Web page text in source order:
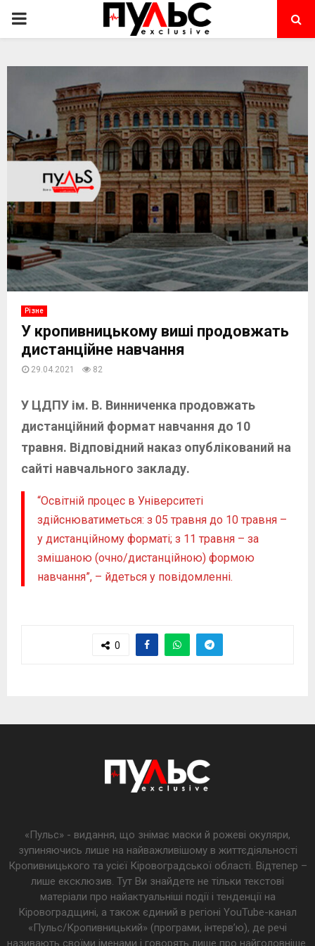
PRIMARY
Різне
У кропивницькому виші продовжать
дистанційне навчання
29.04.2021 82
У ЦДПУ ім. В. Винниченка продовжать
дистанційний формат навчання до 10
травня. Відповідний наказ опублікований на
сайті навчального закладу.
“Освітній процес в Університеті
здійснюватиметься: з 05 травня до 10 травня –
у дистанційному форматі; з 11 травня – за
змішаною (очно/дистанційною) формою
навчання”, – йдеться у повідомленні.
0
«Пульс» - видання, що знімає маски й рожеві окуляри,
зупиняючись лише на найважливішому в життєдіяльності
Кропивницького та усієї Кіровоградської області. Відтепер –
лише ексклюзив. Тут Ви знайдете не тільки текстові
матеріали про найактуальніші події і тенденції на
Кіровоградщині, а також єдиний в регіоні YouTube-канал
«Пульс/Кропивницький» (програми, інтерв’ю), де речі
називають своїми іменами і говорять лише про найголовніше.